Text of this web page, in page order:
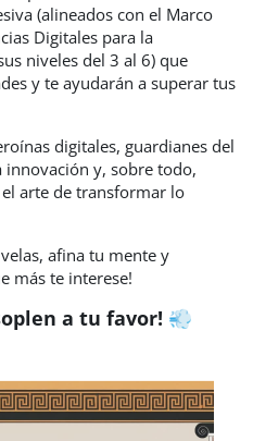
(alineados con el Marco
Digitales para la
niveles del 3 al 6) que
y te ayudarán a superar tus
digitales, guardianes del
innovación y, sobre todo,
arte de transformar lo
afina tu mente y
más te interese!
a tu favor! 💨